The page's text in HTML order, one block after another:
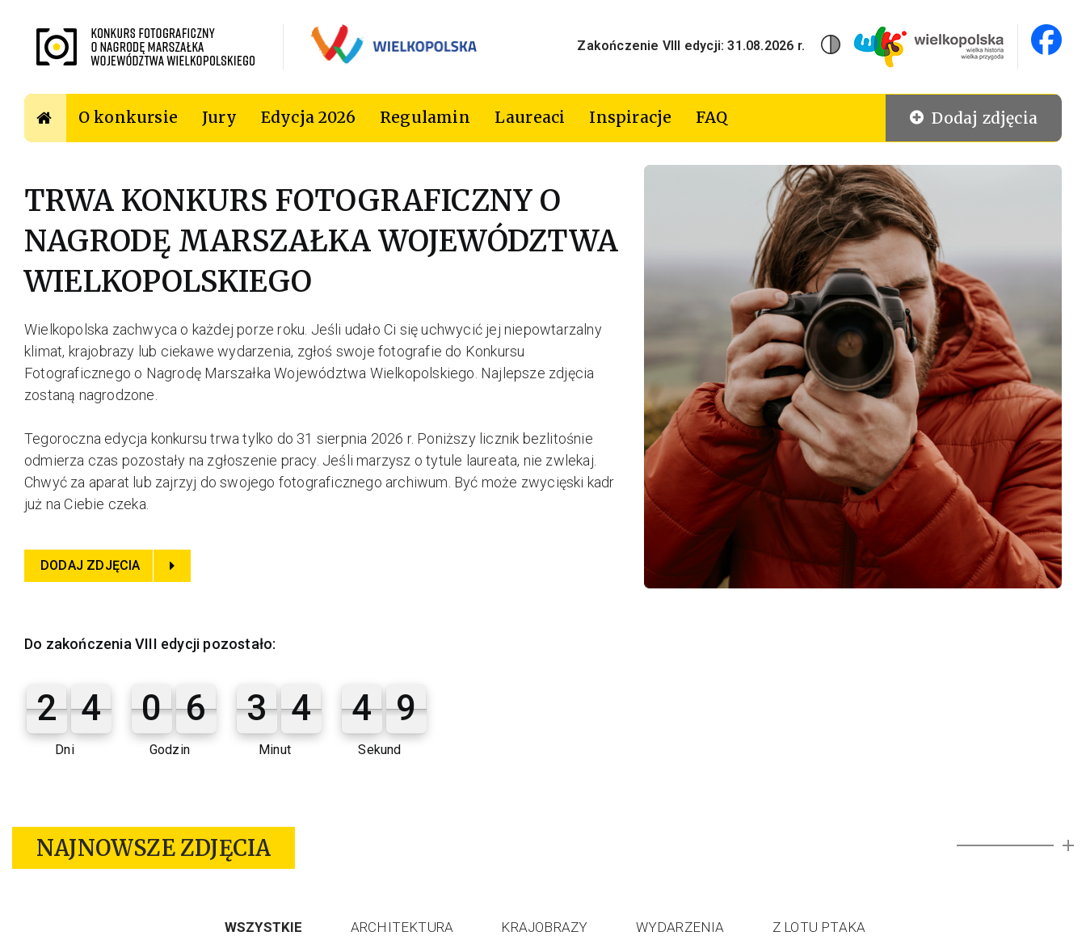
Zakończenie VIII edycji: 31.08.2026 r.
O konkursie Jury Edycja 2026 Regulamin Laureaci Inspiracje FAQ Dodaj zdjęcia
TRWA KONKURS FOTOGRAFICZNY O
NAGRODĘ MARSZAŁKA WOJEWÓDZTWA
WIELKOPOLSKIEGO
Wielkopolska zachwyca o każdej porze roku. Jeśli udało Ci się uchwycić jej niepowtarzalny
klimat, krajobrazy lub ciekawe wydarzenia, zgłoś swoje fotografie do Konkursu
Fotograficznego o Nagrodę Marszałka Województwa Wielkopolskiego. Najlepsze zdjęcia
zostaną nagrodzone.
Tegoroczna edycja konkursu trwa tylko do 31 sierpnia 2026 r. Poniższy licznik bezlitośnie
odmierza czas pozostały na zgłoszenie pracy. Jeśli marzysz o tytule laureata, nie zwlekaj.
Chwyć za aparat lub zajrzyj do swojego fotograficznego archiwum. Być może zwycięski kadr
już na Ciebie czeka.
DODAJ ZDJĘCIA
Do zakończenia VIII edycji pozostało:
2
2 4
4
Dni
0
0 6
6
Godzin
3
3 4
4
Minut
4
5
4 7
8
7
9
8
Sekund
NAJNOWSZE ZDJĘCIA
WSZYSTKIE ARCHITEKTURA KRAJOBRAZY WYDARZENIA Z LOTU PTAKA